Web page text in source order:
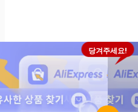
당겨주세요!